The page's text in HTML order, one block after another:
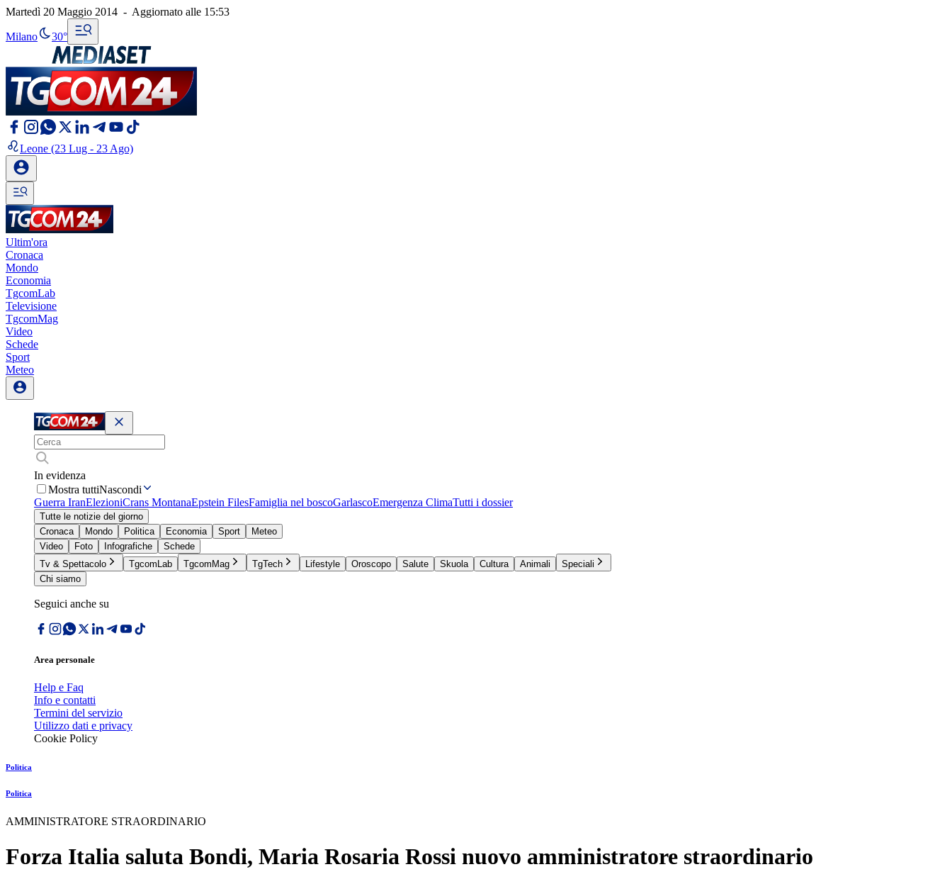
Martedì 20 Maggio 2014 - Aggiornato alle 15:53
Milano 30°
Leone (23 Lug - 23 Ago)
Ultim'ora
Cronaca
Mondo
Economia
TgcomLab
Televisione
TgcomMag
Video
Schede
Sport
Meteo
In evidenza
Mostra tuttiNascondi
Guerra IranElezioniCrans MontanaEpstein FilesFamiglia nel boscoGarlascoEmergenza ClimaTutti i dossier
Tutte le notizie del giorno
Cronaca
Mondo Politica Economia Sport
Meteo
Video
Foto Infografiche
Schede
Tv & Spettacolo
TgcomLab TgcomMag TgTech Lifestyle Oroscopo Salute Skuola Cultura Animali
Speciali
Chi siamo
Seguici anche su
Area personale
Help e Faq
Info e contatti
Termini del servizio
Utilizzo dati e privacy
Cookie Policy
Politica
Politica
AMMINISTRATORE STRAORDINARIO
Forza Italia saluta Bondi, Maria Rosaria Rossi nuovo amministratore straordinario